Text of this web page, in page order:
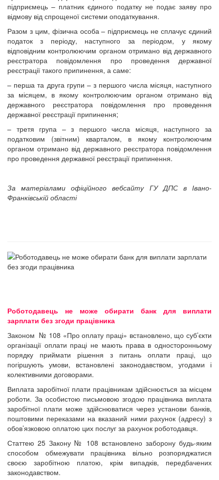
підприємець – платник єдиного податку не подає заяву про
відмову від спрощеної системи оподаткування.
Разом з цим, фізична особа – підприємець не сплачує єдиний
податок з періоду, наступного за періодом, у якому
відповідним контролюючим органом отримано від державного
реєстратора повідомлення про проведення державної
реєстрації такого припинення, а саме:
– перша та друга групи – з першого числа місяця, наступного
за місяцем, в якому контролюючим органом отримано від
державного реєстратора повідомлення про проведення
державної реєстрації припинення;
– третя група – з першого числа місяця, наступного за
податковим (звітним) кварталом, в якому контролюючим
органом отримано від державного реєстратора повідомлення
про проведення державної реєстрації припинення.
За матеріалами офіційного вебсайту ГУ ДПС в Івано-
Франківській області
Роботодавець не може обирати банк для виплати
зарплати без згоди працівника
Законом № 108 «Про оплату праці» встановлено, що суб’єкти
організації оплати праці не мають права в односторонньому
порядку приймати рішення з питань оплати праці, що
погіршують умови, встановлені законодавством, угодами і
колективними договорами.
Виплата заробітної плати працівникам здійснюється за місцем
роботи. За особистою письмовою згодою працівника виплата
заробітної плати може здійснюватися через установи банків,
поштовими переказами на вказаний ними рахунок (адресу) з
обов’язковою оплатою цих послуг за рахунок роботодавця.
Статтею 25 Закону № 108 встановлено заборону будь-яким
способом обмежувати працівника вільно розпоряджатися
своєю заробітною платою, крім випадків, передбачених
законодавством.